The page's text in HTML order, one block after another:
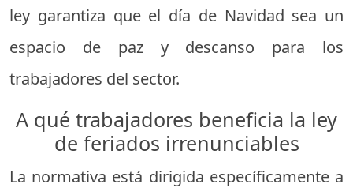
ley garantiza que el día de Navidad sea un
espacio de paz y descanso para los
trabajadores del sector.
A qué trabajadores beneficia la ley
de feriados irrenunciables
La normativa está dirigida específicamente a